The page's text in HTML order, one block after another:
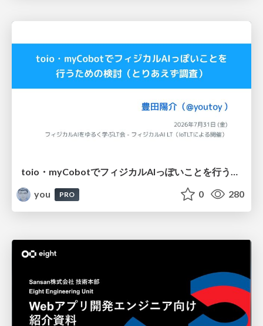
toio・myCobotでフィジカルAIっぽいことを行うための検討（とりあえず調査） / フィジカルAI LT（IoTLTによる開催）
you
PRO 0 280